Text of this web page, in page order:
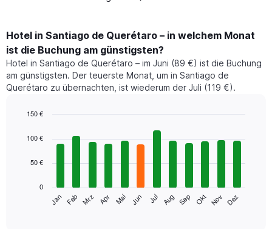
Hotel in Santiago de Querétaro – in welchem Monat
ist die Buchung am günstigsten?
Hotel in Santiago de Querétaro – im Juni (89 €) ist die Buchung
am günstigsten. Der teuerste Monat, um in Santiago de
Querétaro zu übernachten, ist wiederum der Juli (119 €).
chart
bars.
folgende
graphic.
Jan Feb Mrz Apr Mai Jun Jul Aug Sep Okt Nov Dez
0
50 €
100 €
150 €